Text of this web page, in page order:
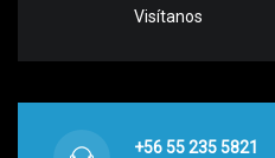
Visítanos
+56 55 235 5821